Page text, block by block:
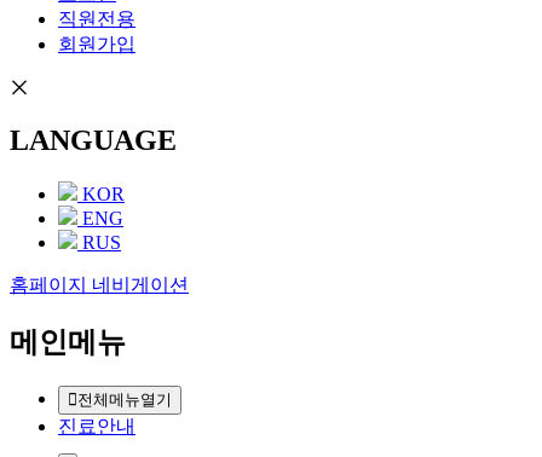
직원전용
회원가입
LANGUAGE
KOR
ENG
RUS
홈페이지 네비게이션
메인메뉴
전체메뉴열기
진료안내